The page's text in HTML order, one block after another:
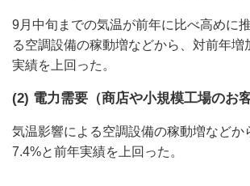
9月中旬までの気温が前年に比べ高めに
る空調設備の稼動増などから、対前年増
実績を上回った。
(2) 電力需要（商店や小規模工場のお
気温影響による空調設備の稼動増などか
7.4%と前年実績を上回った。